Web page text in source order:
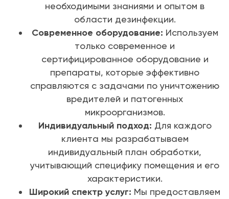
необходимыми знаниями и опытом в
области дезинфекции.
Современное оборудование: Используем
только современное и
сертифицированное оборудование и
препараты, которые эффективно
справляются с задачами по уничтожению
вредителей и патогенных
микроорганизмов.
Индивидуальный подход: Для каждого
клиента мы разрабатываем
индивидуальный план обработки,
учитывающий специфику помещения и его
характеристики.
Широкий спектр услуг: Мы предоставляем